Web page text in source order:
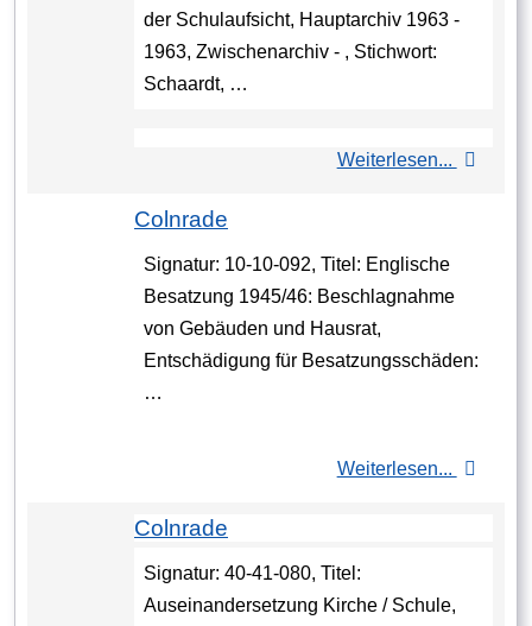
der Schulaufsicht, Hauptarchiv 1963 -
1963, Zwischenarchiv - , Stichwort:
Schaardt, …
Weiterlesen...
Colnrade
Signatur: 10-10-092, Titel: Englische
Besatzung 1945/46: Beschlagnahme
von Gebäuden und Hausrat,
Entschädigung für Besatzungsschäden:
…
Weiterlesen...
Colnrade
Signatur: 40-41-080, Titel:
Auseinandersetzung Kirche / Schule,